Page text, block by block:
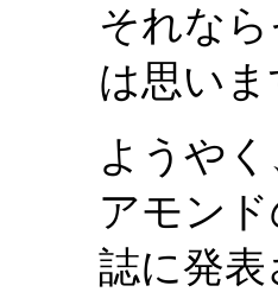
それな
は思いま
ようや
アモン
誌に発表